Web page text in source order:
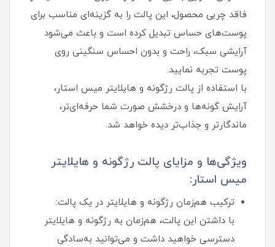
فاقد چربی محصول، این پالت را به گزینه‌ای مناسب برای
پوست‌های حساس تبدیل کرده است و باعث می‌شود
آرایشی سبک، راحت و بدون احساس سنگینی روی
پوست تجربه نمایید.
با استفاده از پالت رژگونه و هایلایتر میس استار،
آرایش گونه‌ها و درخشش صورت شما حرفه‌ای‌تر،
ماندگارتر و جذاب‌تر دیده خواهد شد.
ویژگی‌ها و مزایای پالت رژگونه و هایلایتر
میس استار:
ترکیب هم‌زمان رژگونه و هایلایتر در یک پالت:
با داشتن این پالت، هم‌زمان به رژگونه و هایلایتر
دسترسی خواهید داشت و می‌توانید به‌سادگی